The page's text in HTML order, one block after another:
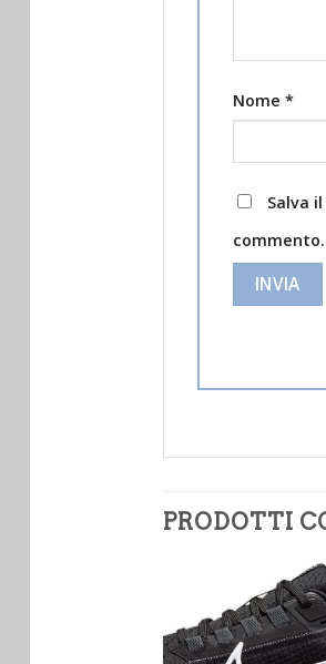
Nome *
Salva
commento.
PRODOTTI